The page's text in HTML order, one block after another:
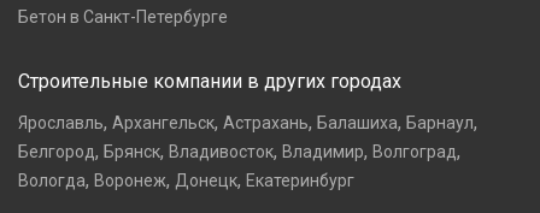
Бетон в Санкт-Петербурге
Строительные компании в других городах
Ярославль, Архангельск, Астрахань, Балашиха, Барнаул,
Белгород, Брянск, Владивосток, Владимир, Волгоград,
Вологда, Воронеж, Донецк, Екатеринбург